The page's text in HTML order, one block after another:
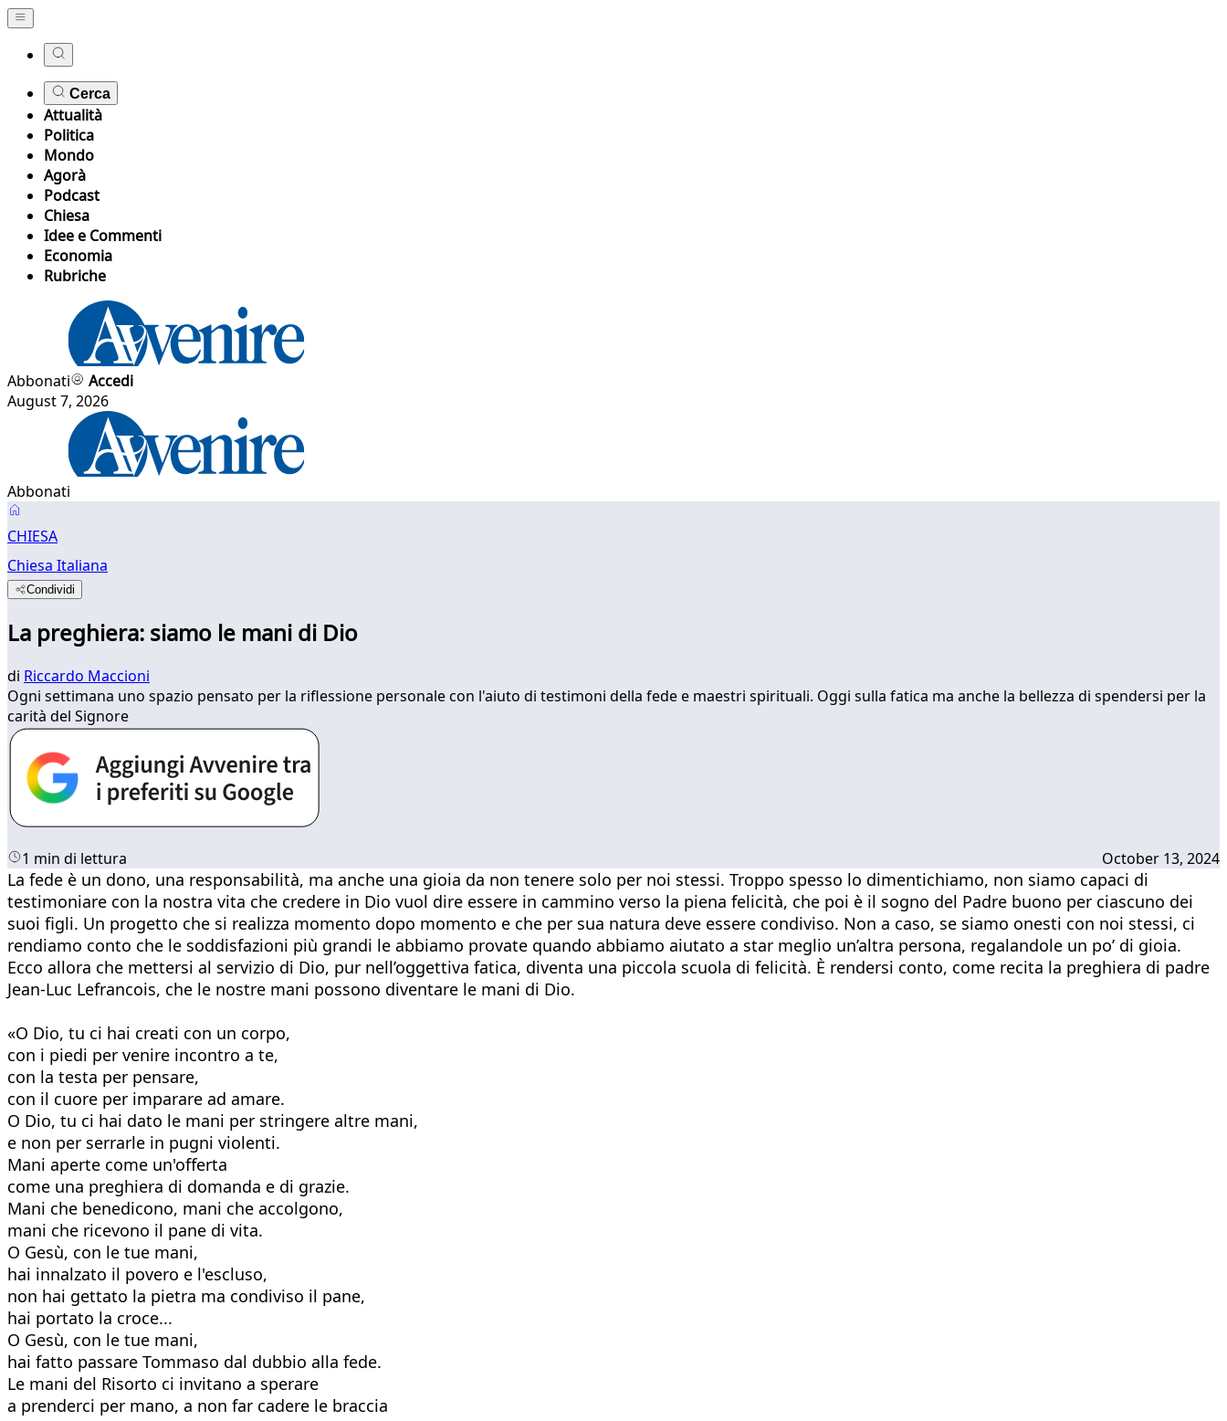
Cerca
Attualità
Politica
Mondo
Agorà
Podcast
Chiesa
Idee e Commenti
Economia
Rubriche
Abbonati
Accedi
August 7, 2026
Abbonati
CHIESA
Chiesa Italiana
Condividi
La preghiera: siamo le mani di Dio
di Riccardo Maccioni
Ogni settimana uno spazio pensato per la riflessione personale con l'aiuto di testimoni della fede e maestri spirituali. Oggi sulla fatica ma anche la bellezza di spendersi per la
carità del Signore
1 min di lettura October 13, 2024
La fede è un dono, una responsabilità, ma anche una gioia da non tenere solo per noi stessi. Troppo spesso lo dimentichiamo, non siamo capaci di
testimoniare con la nostra vita che credere in Dio vuol dire essere in cammino verso la piena felicità, che poi è il sogno del Padre buono per ciascuno dei
suoi figli. Un progetto che si realizza momento dopo momento e che per sua natura deve essere condiviso. Non a caso, se siamo onesti con noi stessi, ci
rendiamo conto che le soddisfazioni più grandi le abbiamo provate quando abbiamo aiutato a star meglio un’altra persona, regalandole un po’ di gioia.
Ecco allora che mettersi al servizio di Dio, pur nell’oggettiva fatica, diventa una piccola scuola di felicità. È rendersi conto, come recita la preghiera di padre
Jean-Luc Lefrancois, che le nostre mani possono diventare le mani di Dio.
«O Dio, tu ci hai creati con un corpo,
con i piedi per venire incontro a te,
con la testa per pensare,
con il cuore per imparare ad amare.
O Dio, tu ci hai dato le mani per stringere altre mani,
e non per serrarle in pugni violenti.
Mani aperte come un'offerta
come una preghiera di domanda e di grazie.
Mani che benedicono, mani che accolgono,
mani che ricevono il pane di vita.
O Gesù, con le tue mani,
hai innalzato il povero e l'escluso,
non hai gettato la pietra ma condiviso il pane,
hai portato la croce...
O Gesù, con le tue mani,
hai fatto passare Tommaso dal dubbio alla fede.
Le mani del Risorto ci invitano a sperare
a prenderci per mano, a non far cadere le braccia